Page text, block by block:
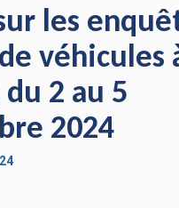
les
véhicules
2 au 5
2024